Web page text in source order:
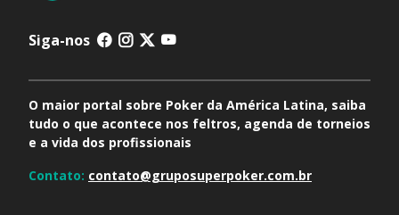
Siga-nos
O maior portal sobre Poker da América Latina, saiba
tudo o que acontece nos feltros, agenda de torneios
e a vida dos profissionais
Contato: contato@gruposuperpoker.com.br